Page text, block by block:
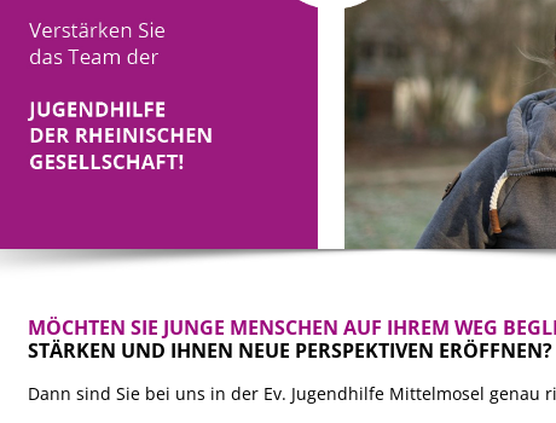
MÖCHTEN SIE JUNGE MENSCHEN AUF IHREM WEG
STÄRKEN UND IHNEN NEUE PERSPEKTIVEN ERÖFFNEN?
Dann sind Sie bei uns in der Ev. Jugendhilfe Mittelmosel genau